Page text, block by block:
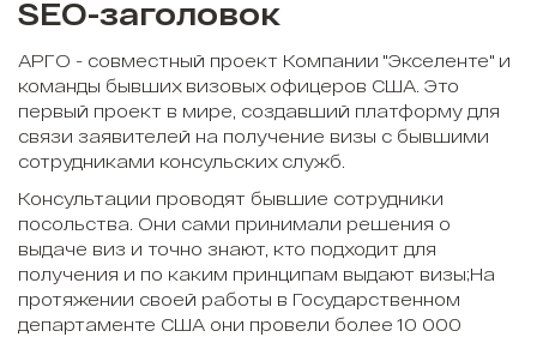
SEO-заголовок
АРГО - совместный проект Компании "Экселенте" и
команды бывших визовых офицеров США. Это
первый проект в мире, создавший платформу для
связи заявителей на получение визы с бывшими
сотрудниками консульских служб.
Консультации проводят бывшие сотрудники
посольства. Они сами принимали решения о
выдаче виз и точно знают, кто подходит для
получения и по каким принципам выдают визы;На
протяжении своей работы в Государственном
департаменте США они провели более 10 000